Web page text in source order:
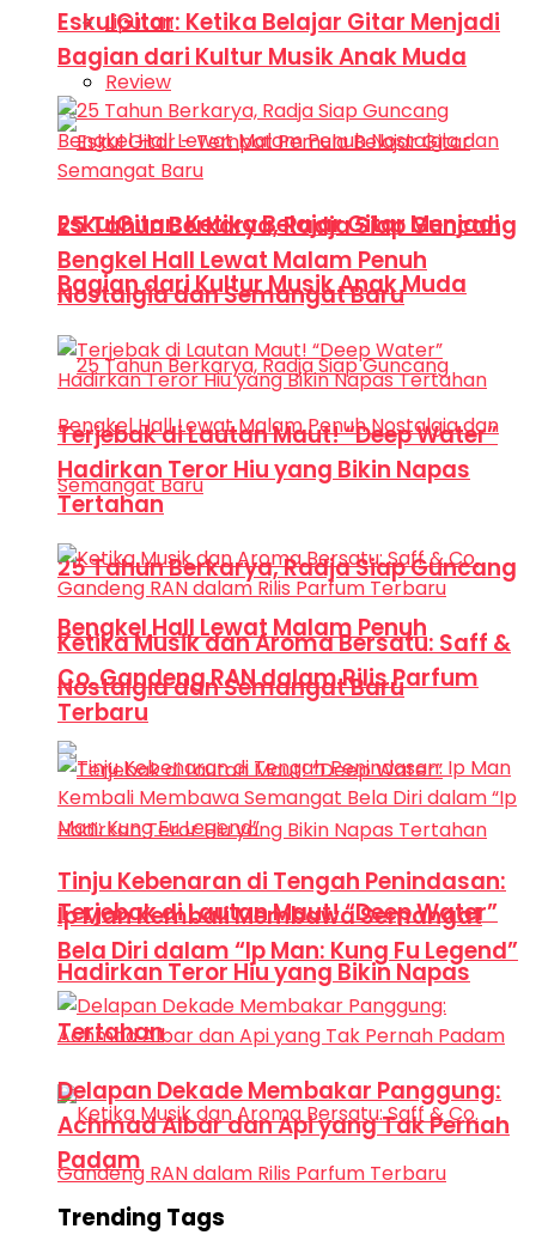
Liputan
Review
EskulGitar: Ketika Belajar Gitar Menjadi
Bagian dari Kultur Musik Anak Muda
25 Tahun Berkarya, Radja Siap Guncang
Bengkel Hall Lewat Malam Penuh
Nostalgia dan Semangat Baru
Terjebak di Lautan Maut! “Deep Water”
Hadirkan Teror Hiu yang Bikin Napas
Tertahan
EskulGitar: Ketika Belajar Gitar Menjadi
Bagian dari Kultur Musik Anak Muda
25 Tahun Berkarya, Radja Siap Guncang
Bengkel Hall Lewat Malam Penuh
Nostalgia dan Semangat Baru
Terjebak di Lautan Maut! “Deep Water”
Hadirkan Teror Hiu yang Bikin Napas
Tertahan
Ketika Musik dan Aroma Bersatu: Saff &
Co. Gandeng RAN dalam Rilis Parfum
Terbaru
Tinju Kebenaran di Tengah Penindasan:
Ip Man Kembali Membawa Semangat
Bela Diri dalam “Ip Man: Kung Fu Legend”
Delapan Dekade Membakar Panggung:
Achmad Albar dan Api yang Tak Pernah
Padam
Trending Tags